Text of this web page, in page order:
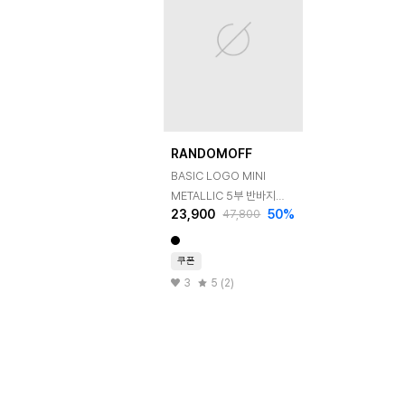
RANDOMOFF
BASIC LOGO MINI
METALLIC 5부 반바지
4컬러
23,900 47,800 50%
쿠폰
3 5 (2)